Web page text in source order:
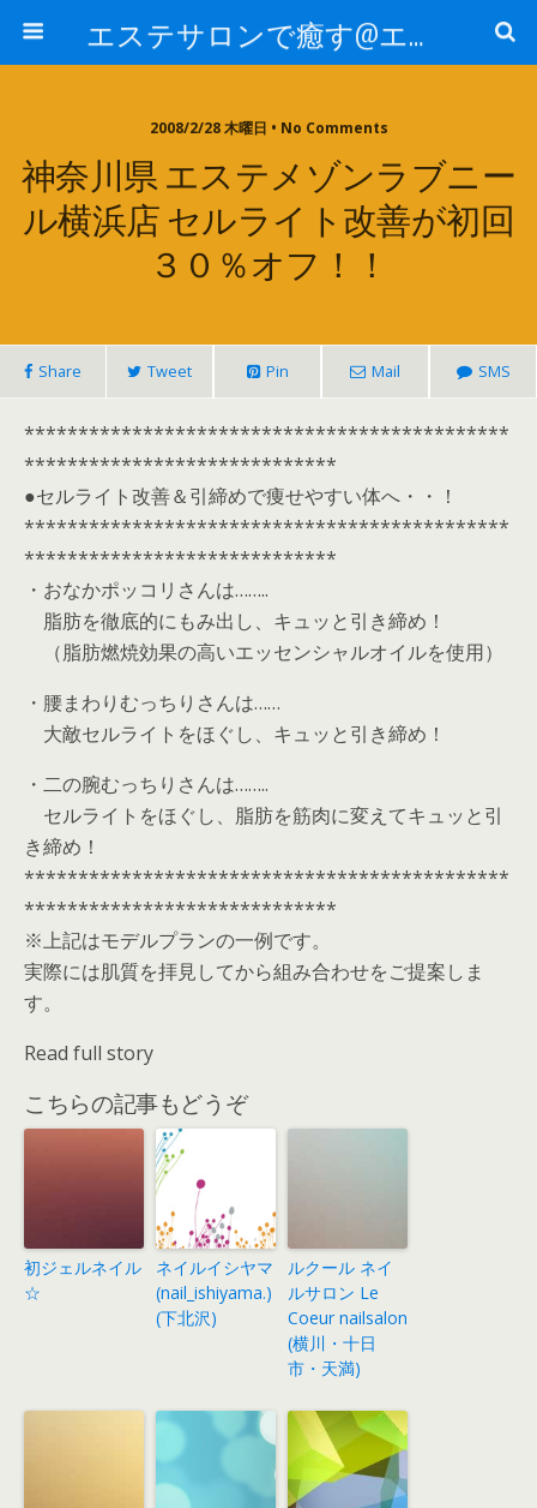
エステサロンで癒す@エステ～全国エステ情報
2008/2/28 木曜日 • No Comments
神奈川県 エステメゾンラブニー
ル横浜店 セルライト改善が初回
３０％オフ！！
Share Tweet Pin Mail SMS
*********************************************
*****************************
●セルライト改善＆引締めで痩せやすい体へ・・！
*********************************************
*****************************
・おなかポッコリさんは……..
脂肪を徹底的にもみ出し、キュッと引き締め！
（脂肪燃焼効果の高いエッセンシャルオイルを使用）
・腰まわりむっちりさんは……
大敵セルライトをほぐし、キュッと引き締め！
・二の腕むっちりさんは……..
セルライトをほぐし、脂肪を筋肉に変えてキュッと引
き締め！
*********************************************
*****************************
※上記はモデルプランの一例です。
実際には肌質を拝見してから組み合わせをご提案しま
す。
Read full story
こちらの記事もどうぞ
初ジェルネイル
☆
ネイルイシヤマ
(nail_ishiyama.)
(下北沢)
ルクール ネイ
ルサロン Le
Coeur nailsalon
(横川・十日
市・天満)